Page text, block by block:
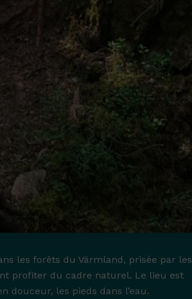
les forêts du Värmland, prisée par les
profiter du cadre naturel. Le lieu est
douceur, les pieds dans l’eau.